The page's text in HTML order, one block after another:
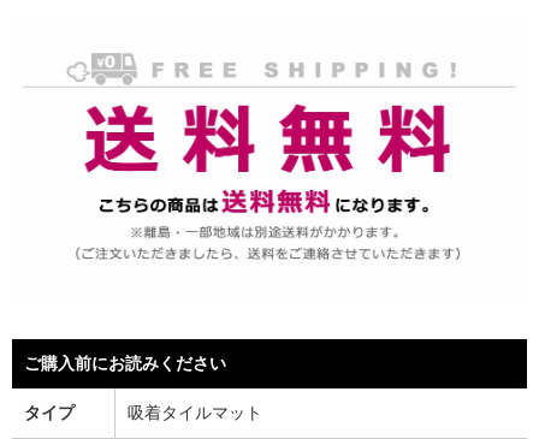
ご購入前にお読みください
タイプ 吸着タイルマット